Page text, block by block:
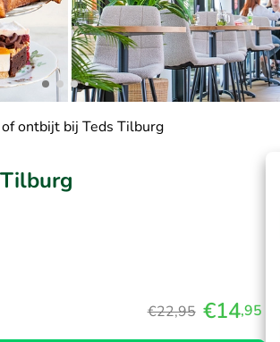
ontbijt bij Teds Tilburg
€22,95 €14,95